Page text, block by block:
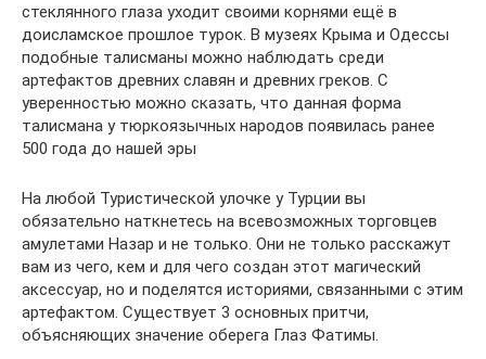
стеклянного глаза уходит своими корнями ещё в
доисламское прошлое турок. В музеях Крыма и Одессы
подобные талисманы можно наблюдать среди
артефактов древних славян и древних греков. С
уверенностью можно сказать, что данная форма
талисмана у тюркоязычных народов появилась ранее
500 года до нашей эры
На любой Туристической улочке у Турции вы
обязательно наткнетесь на всевозможных торговцев
амулетами Назар и не только. Они не только расскажут
вам из чего, кем и для чего создан этот магический
аксессуар, но и поделятся историями, связанными с этим
артефактом. Существует 3 основных притчи,
объясняющих значение оберега Глаз Фатимы.